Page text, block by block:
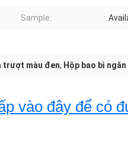
Sample:
trượt màu đen, Hộp bao bì
vào đây để có